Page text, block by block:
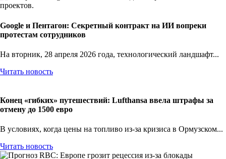
Google и Пентагон: Секретный контракт на ИИ вопреки
протестам сотрудников
На вторник, 28 апреля 2026 года, технологический ландшафт...
Читать новость
Конец «гибких» путешествий: Lufthansa ввела штрафы за
отмену до 1500 евро
В условиях, когда цены на топливо из-за кризиса в Ормузском...
Читать новость